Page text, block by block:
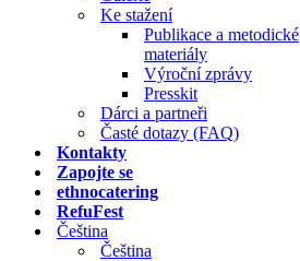
Ke stažení
Publikace a metodické
materiály
Výroční zprávy
Presskit
Dárci a partneři
Časté dotazy (FAQ)
Kontakty
Zapojte se
ethnocatering
RefuFest
Čeština
Čeština